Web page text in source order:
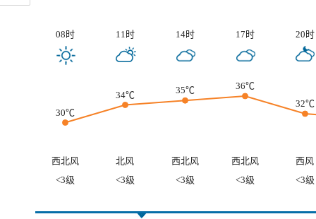
08时 11时 14时 17时 20时
30℃
34℃ 35℃
36℃
32℃
西北风 北风 西北风 西北风
西风
<3级
<3级 <3级 <3级 <3级